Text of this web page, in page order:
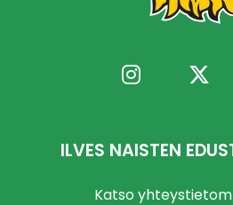
ILVES NAISTEN
Katso